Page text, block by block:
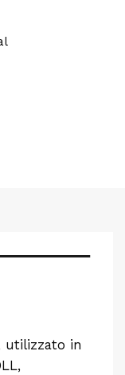
utilizzato in